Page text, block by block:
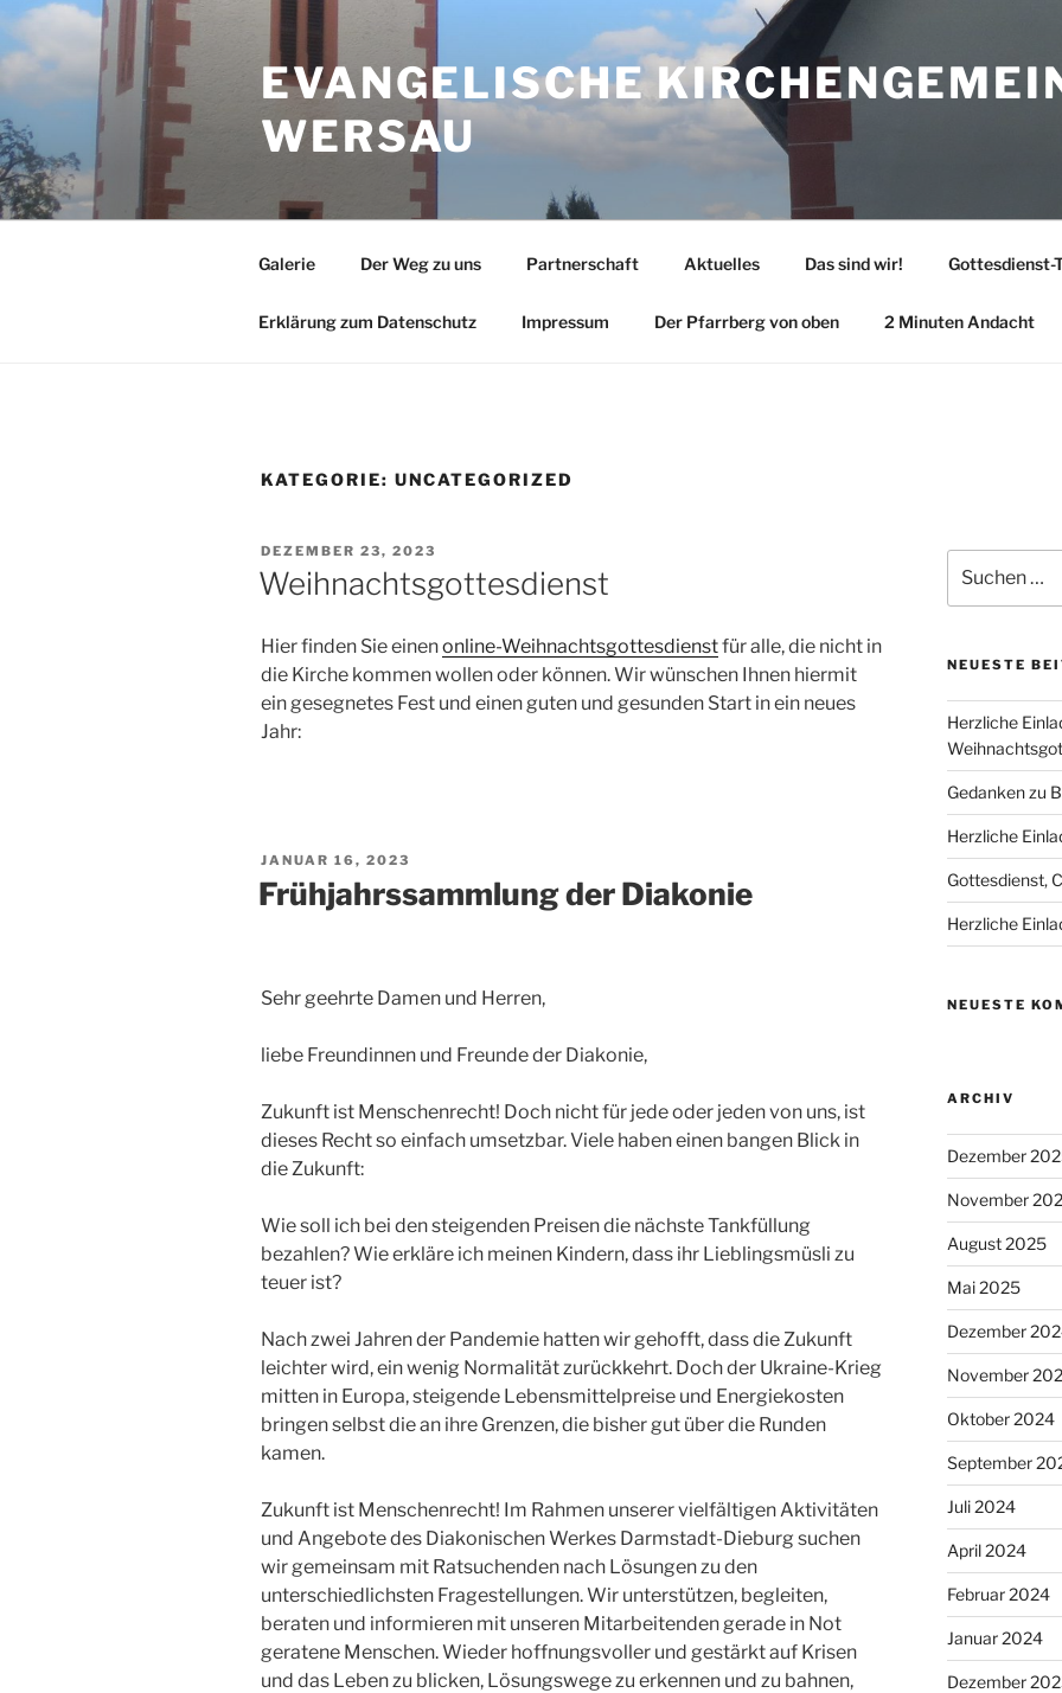
Zum
Inhalt
springen
EVANGELISCHE
WERSAU
Galerie Der Weg zu uns Partnerschaft Aktuelles Das sind wir! Gottesdienst-
Erklärung zum Datenschutz Impressum Der Pfarrberg von oben 2 Minuten Andacht
KATEGORIE: UNCATEGORIZED
VERÖFFENTLICHT
AM
DEZEMBER 23, 2023
Weihnachtsgottesdienst
Hier finden Sie einenonline-Weihnachtsgottesdienstfür alle, die nicht in
die Kirche kommen wollen oder können. Wir wünschen Ihnen hiermit
ein gesegnetes Fest und einen guten und gesunden Start in ein neues
Jahr:
VERÖFFENTLICHT
JANUAR 16, 2023
Frühjahrssammlung der Diakonie
Sehr geehrte Damen und Herren,
liebe Freundinnen und Freunde der Diakonie,
Zukunft ist Menschenrecht! Doch nicht für jede oder jeden von uns, ist
dieses Recht so einfach umsetzbar. Viele haben einen bangen Blick in
die Zukunft:
Wie soll ich bei den steigenden Preisen die nächste Tankfüllung
bezahlen? Wie erkläre ich meinen Kindern, dass ihr Lieblingsmüsli zu
teuer ist?
Nach zwei Jahren der Pandemie hatten wir gehofft, dass die Zukunft
leichter wird, ein wenig Normalität zurückkehrt. Doch der Ukraine-Krieg
mitten in Europa, steigende Lebens­mittel­preise und Energiekosten
bringen selbst die an ihre Grenzen, die bisher gut über die Runden
kamen.
Zukunft ist Menschenrecht! Im Rahmen unserer vielfältigen Aktivitäten
und Angebote des Diakonischen Werkes Darmstadt-Dieburg suchen
wir gemeinsam mit Ratsuchenden nach Lösungen zu den
unterschiedlichsten Fragestellungen. Wir unterstützen, begleiten,
beraten und informieren mit unseren Mitarbeitenden gerade in Not
geratene Menschen. Wieder hoffnungsvoller und gestärkt auf Krisen
und das Leben zu blicken, Lösungswege zu erkennen und zu bahnen,
nach:
NEUESTE
Herzliche
Gedanken zu
Herzliche
Gottesdienst,
Herzliche
NEUESTE
ARCHIV
Dezember
November
August 2025
Mai 2025
Dezember
November
Oktober 2024
September
Juli 2024
April 2024
Februar 2024
Januar 2024
Dezember